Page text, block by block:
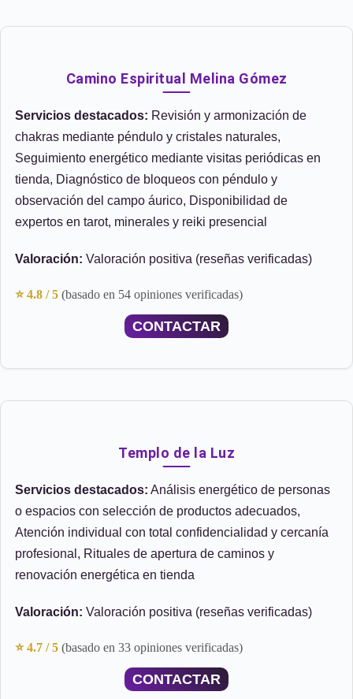
Camino Espiritual Melina Gómez
Servicios destacados: Revisión y armonización de
chakras mediante péndulo y cristales naturales,
Seguimiento energético mediante visitas periódicas en
tienda, Diagnóstico de bloqueos con péndulo y
observación del campo áurico, Disponibilidad de
expertos en tarot, minerales y reiki presencial
Valoración: Valoración positiva (reseñas verificadas)
⭐ 4.8 / 5 (basado en 54 opiniones verificadas)
CONTACTAR
Templo de la Luz
Servicios destacados: Análisis energético de personas
o espacios con selección de productos adecuados,
Atención individual con total confidencialidad y cercanía
profesional, Rituales de apertura de caminos y
renovación energética en tienda
Valoración: Valoración positiva (reseñas verificadas)
⭐ 4.7 / 5 (basado en 33 opiniones verificadas)
CONTACTAR